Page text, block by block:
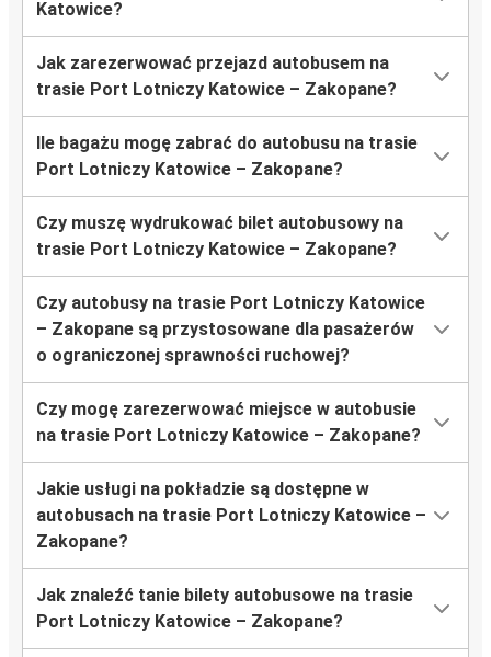
Katowice?
Jak zarezerwować przejazd autobusem na
trasie Port Lotniczy Katowice – Zakopane?
Ile bagażu mogę zabrać do autobusu na trasie
Port Lotniczy Katowice – Zakopane?
Czy muszę wydrukować bilet autobusowy na
trasie Port Lotniczy Katowice – Zakopane?
Czy autobusy na trasie Port Lotniczy Katowice
– Zakopane są przystosowane dla pasażerów
o ograniczonej sprawności ruchowej?
Czy mogę zarezerwować miejsce w autobusie
na trasie Port Lotniczy Katowice – Zakopane?
Jakie usługi na pokładzie są dostępne w
autobusach na trasie Port Lotniczy Katowice –
Zakopane?
Jak znaleźć tanie bilety autobusowe na trasie
Port Lotniczy Katowice – Zakopane?